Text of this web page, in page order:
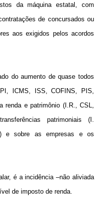
da máquina estatal, com
de concursados ou
aos exigidos pelos acordos
do aumento de quase todos
ICMS, ISS, COFINS, PIS,
renda e patrimônio (I.R., CSL,
patrimoniais (I.
e sobre as empresas e os
é a incidência –não aliviada
de imposto de renda.